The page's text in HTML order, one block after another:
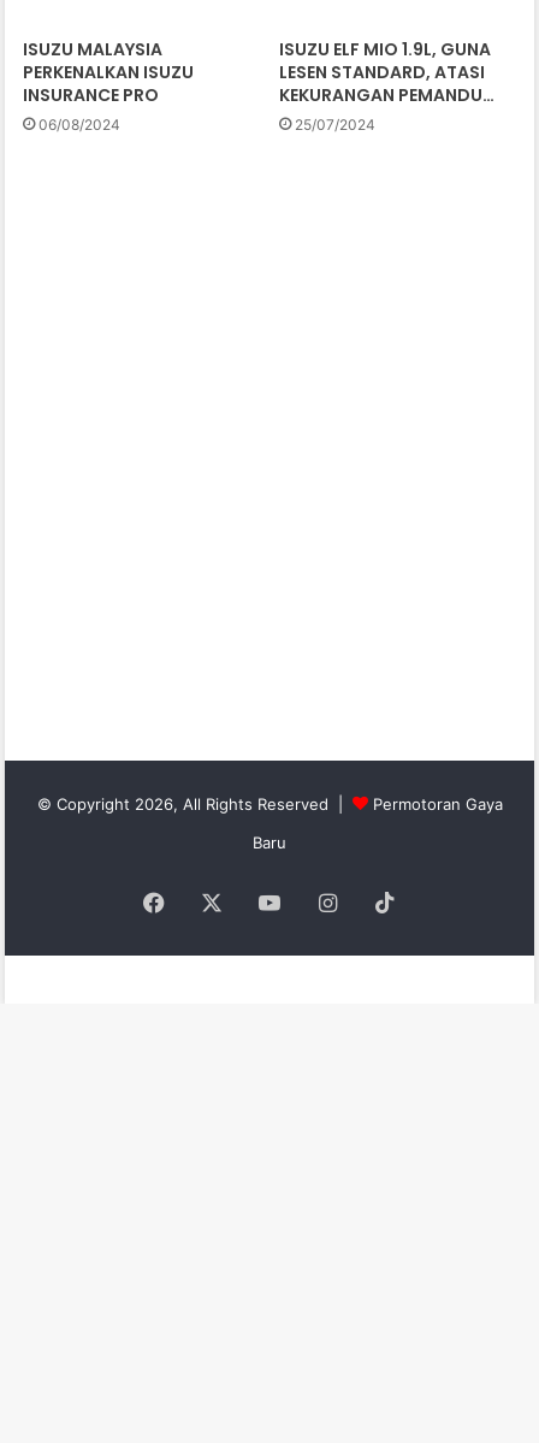
ISUZU MALAYSIA
PERKENALKAN ISUZU
INSURANCE PRO
06/08/2024
ISUZU ELF MIO 1.9L, GUNA
LESEN STANDARD, ATASI
KEKURANGAN PEMANDU…
25/07/2024
© Copyright 2026, All Rights Reserved |
Permotoran Gaya
Baru
Facebook YouTubeInstagram